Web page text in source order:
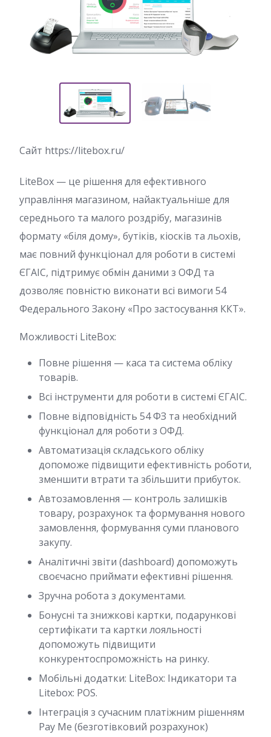
Сайт https://litebox.ru/
LiteBox — це рішення для ефективного
управління магазином, найактуальніше для
середнього та малого роздрібу, магазинів
формату «біля дому», бутіків, кіосків та льохів,
має повний функціонал для роботи в системі
ЄГАІС, підтримує обмін даними з ОФД та
дозволяє повністю виконати всі вимоги 54
Федерального Закону «Про застосування ККТ».
Можливості LiteBox:
Повне рішення — каса та система обліку
товарів.
Всі інструменти для роботи в системі ЄГАІС.
Повне відповідність 54 ФЗ та необхідний
функціонал для роботи з ОФД.
Автоматизація складського обліку
допоможе підвищити ефективність роботи,
зменшити втрати та збільшити прибуток.
Автозамовлення — контроль залишків
товару, розрахунок та формування нового
замовлення, формування суми планового
закупу.
Аналітичні звіти (dashboard) допоможуть
своєчасно приймати ефективні рішення.
Зручна робота з документами.
Бонусні та знижкові картки, подарункові
сертифікати та картки лояльності
допоможуть підвищити
конкурентоспроможність на ринку.
Мобільні додатки: LiteBox: Індикатори та
Litebox: POS.
Інтеграція з сучасним платіжним рішенням
Pay Me (безготівковий розрахунок)